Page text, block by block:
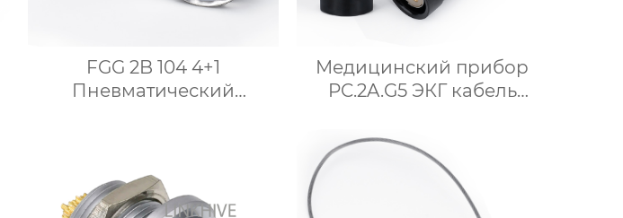
FGG 2B 104 4+1
Пневматический
Медицинский прибор
PC.2A.G5 ЭКГ кабель